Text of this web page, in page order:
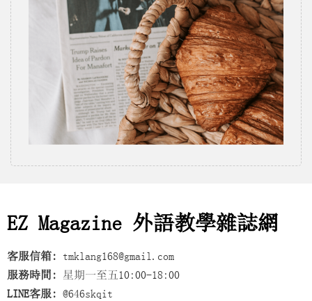
EZ Magazine 外語教學雜誌網
客服信箱: tmklang168@gmail.com
服務時間: 星期一至五10:00-18:00
LINE客服: @646skqit